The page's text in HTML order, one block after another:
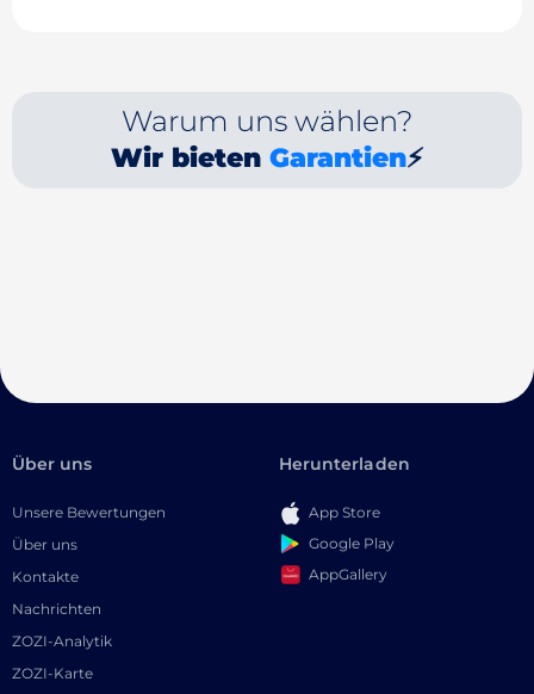
Warum uns wählen?
Wir bieten Garantien⚡
Über uns
Unsere Bewertungen
Über uns
Kontakte
Nachrichten
ZOZI-Analytik
ZOZI-Karte
Herunterladen
App Store
Google Play
AppGallery